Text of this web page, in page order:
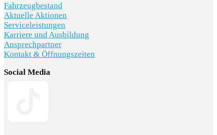
Fahrzeugbestand
Aktuelle Aktionen
Serviceleistungen
Karriere und Ausbildung
Ansprechpartner
Kontakt & Öffnungszeiten
Social Media